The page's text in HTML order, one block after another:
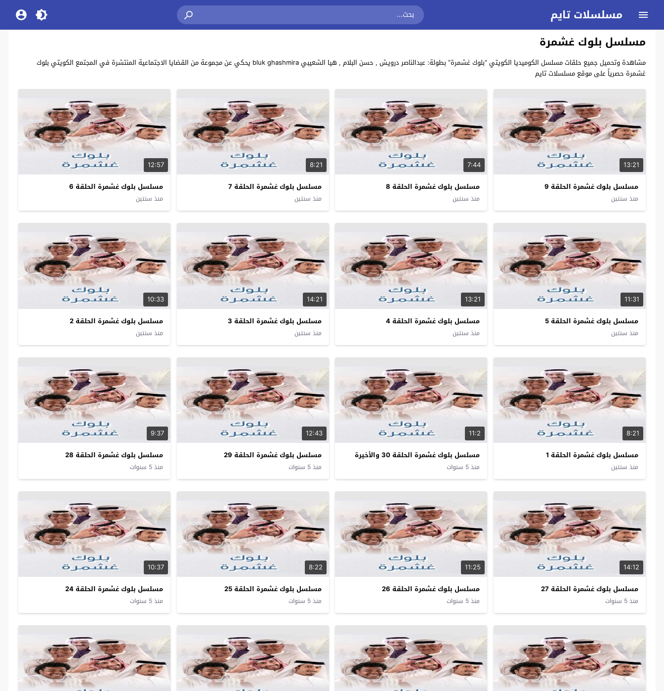
مسلسلات تايم
مسلسل بلوك غشمرة
مشاهدة وتحميل جميع حلقات مسلسل الكوميديا الكويتي “بلوك غشمرة” بطولة: عبدالناصر درويش , حسن البلام , هيا الشعيبي bluk ghashmira يحكي عن مجموعة من القضايا الاجتماعية المنتشرة في المجتمع الكويتي بلوك
غشمرة حصرياً على موقع مسلسلات تايم
13:21
مسلسل بلوك غشمرة الحلقة 9
منذ سنتين
7:44
مسلسل بلوك غشمرة الحلقة 8
منذ سنتين
8:21
مسلسل بلوك غشمرة الحلقة 7
منذ سنتين
12:57
مسلسل بلوك غشمرة الحلقة 6
منذ سنتين
11:31
مسلسل بلوك غشمرة الحلقة 5
منذ سنتين
13:21
مسلسل بلوك غشمرة الحلقة 4
منذ سنتين
14:21
مسلسل بلوك غشمرة الحلقة 3
منذ سنتين
10:33
مسلسل بلوك غشمرة الحلقة 2
منذ سنتين
8:21
مسلسل بلوك غشمرة الحلقة 1
منذ سنتين
11:2
مسلسل بلوك غشمرة الحلقة 30 والأخيرة
منذ 5 سنوات
12:43
مسلسل بلوك غشمرة الحلقة 29
منذ 5 سنوات
9:37
مسلسل بلوك غشمرة الحلقة 28
منذ 5 سنوات
14:12
مسلسل بلوك غشمرة الحلقة 27
منذ 5 سنوات
11:25
مسلسل بلوك غشمرة الحلقة 26
منذ 5 سنوات
8:22
مسلسل بلوك غشمرة الحلقة 25
منذ 5 سنوات
10:37
مسلسل بلوك غشمرة الحلقة 24
منذ 5 سنوات